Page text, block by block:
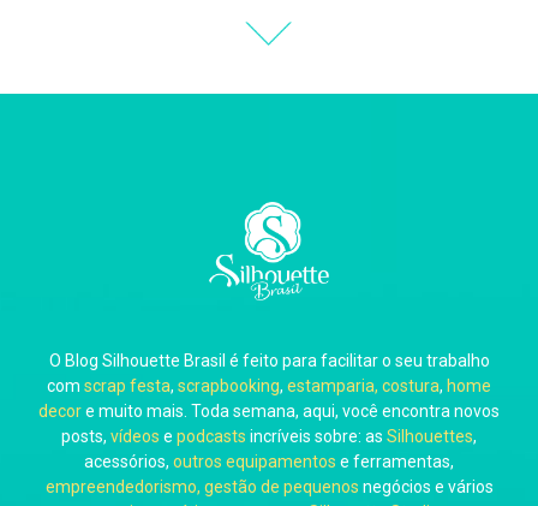
Carla Eschberger
Carol Pessoa
O Blog Silhouette Brasil é feito para facilitar o seu trabalho
com scrap festa, scrapbooking, estamparia, costura, home
decore muito mais. Toda semana, aqui, você encontra novos
posts, vídeos e podcasts incríveis sobre: as Silhouettes,
acessórios, outros equipamentos e ferramentas,
empreendedorismo, gestão de pequenos negócios e vários